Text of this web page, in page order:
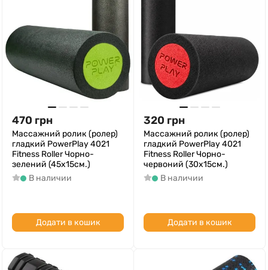
470 грн
Массажний ролик (ролер)
гладкий PowerPlay 4021
Fitness Roller Чорно-
зелений (45x15см.)
В наличии
Додати в кошик
320 грн
Массажний ролик (ролер)
гладкий PowerPlay 4021
Fitness Roller Чорно-
червоний (30x15см.)
В наличии
Додати в кошик